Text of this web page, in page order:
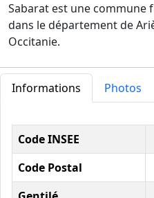
Sabarat est une commune
dans le département de
Occitanie.
Informations Photos
Informations
Code INSEE
Code Postal